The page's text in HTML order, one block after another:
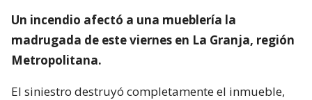
Un incendio afectó a una mueblería la
madrugada de este viernes en La Granja, región
Metropolitana.
El siniestro destruyó completamente el inmueble,